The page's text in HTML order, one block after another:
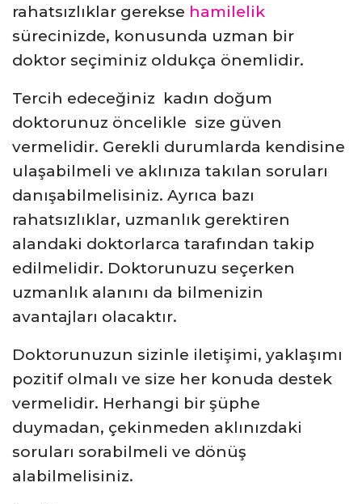
rahatsızlıklar gerekse hamilelik
sürecinizde, konusunda uzman bir
doktor seçiminiz oldukça önemlidir.
Tercih edeceğiniz kadın doğum
doktorunuz öncelikle size güven
vermelidir. Gerekli durumlarda kendisine
ulaşabilmeli ve aklınıza takılan soruları
danışabilmelisiniz. Ayrıca bazı
rahatsızlıklar, uzmanlık gerektiren
alandaki doktorlarca tarafından takip
edilmelidir. Doktorunuzu seçerken
uzmanlık alanını da bilmenizin
avantajları olacaktır.
Doktorunuzun sizinle iletişimi, yaklaşımı
pozitif olmalı ve size her konuda destek
vermelidir. Herhangi bir şüphe
duymadan, çekinmeden aklınızdaki
soruları sorabilmeli ve dönüş
alabilmelisiniz.